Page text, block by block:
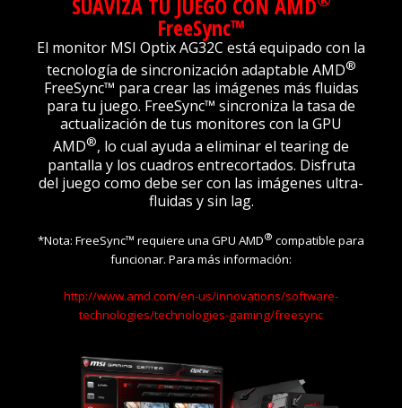
SUAVIZA TU JUEGO CON AMD
FreeSync™
El monitor MSI Optix AG32C está equipado con la
tecnología de sincronización adaptable AMD®
FreeSync™ para crear las imágenes más fluidas
para tu juego. FreeSync™ sincroniza la tasa de
actualización de tus monitores con la GPU
AMD®, lo cual ayuda a eliminar el tearing de
pantalla y los cuadros entrecortados. Disfruta
del juego como debe ser con las imágenes ultra-
fluidas y sin lag.
*Nota: FreeSync™ requiere una GPU AMD® compatible para
funcionar. Para más información:
http://www.amd.com/en-us/innovations/software-
technologies/technologies-gaming/freesync